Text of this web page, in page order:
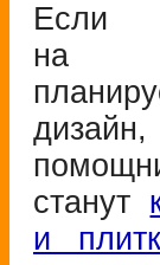
Если
на
станут
и